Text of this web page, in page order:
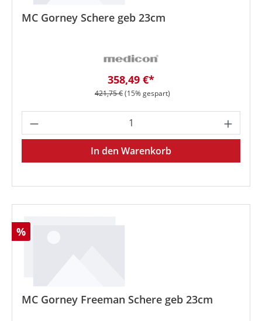
MC Gorney Schere geb 23cm
Verkaufspreis:
358,49 €*
Regulärer Preis:
421,75 €(15% gespart)
Produkt Anzahl: Gib den
In den Warenkorb
Rabatt
%
MC Gorney Freeman Schere geb 23cm